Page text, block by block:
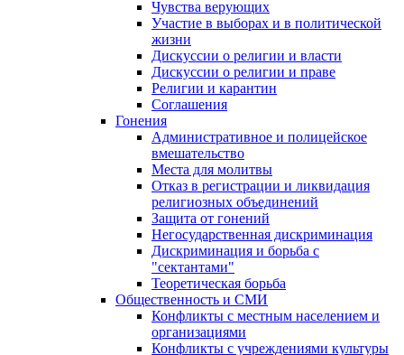
Чувства верующих
Участие в выборах и в политической
жизни
Дискуссии о религии и власти
Дискуссии о религии и праве
Религии и карантин
Соглашения
Гонения
Административное и полицейское
вмешательство
Места для молитвы
Отказ в регистрации и ликвидация
религиозных объединений
Защита от гонений
Негосударственная дискриминация
Дискриминация и борьба с
"сектантами"
Теоретическая борьба
Общественность и СМИ
Конфликты с местным населением и
организациями
Конфликты с учреждениями культуры